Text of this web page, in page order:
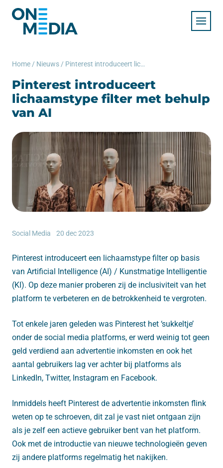
Home / Nieuws / Pinterest introduceert lichaamstype filter met behulp van AI
Pinterest introduceert
lichaamstype filter met behulp
van AI
Social Media 20 dec 2023
Pinterest introduceert een lichaamstype filter op basis
van Artificial Intelligence (AI) / Kunstmatige Intelligentie
(KI). Op deze manier proberen zij de inclusiviteit van het
platform te verbeteren en de betrokkenheid te vergroten.
Tot enkele jaren geleden was Pinterest het ‘sukkeltje’
onder de social media platforms, er werd weinig tot geen
geld verdiend aan advertentie inkomsten en ook het
aantal gebruikers lag ver achter bij platforms als
LinkedIn, Twitter, Instagram en Facebook.
Inmiddels heeft Pinterest de advertentie inkomsten flink
weten op te schroeven, dit zal je vast niet ontgaan zijn
als je zelf een actieve gebruiker bent van het platform.
Ook met de introductie van nieuwe technologieën geven
zij andere platforms regelmatig het nakijken.